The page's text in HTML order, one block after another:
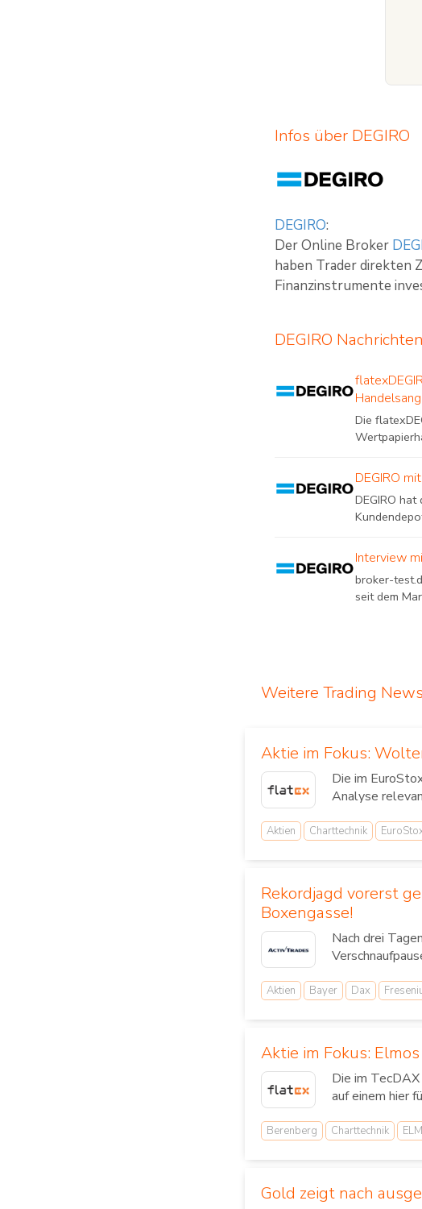
Infos über DEGIRO
DEGIRO:
Der Online Broker
haben Trader direkten
Finanzinstrumente
DEGIRO Nachrichten
Die
DEGIRO
DEGIRO
Interview
broker-
seit dem
Weitere Trading News
Aktie im Fokus:
Die im
Analyse
Aktien Charttechnik
Rekordjagd vorerst
Boxengasse!
Nach drei
Aktien Bayer Dax
Aktie im Fokus:
Die im
auf einem hier
Berenberg Charttechnik
Gold zeigt nach